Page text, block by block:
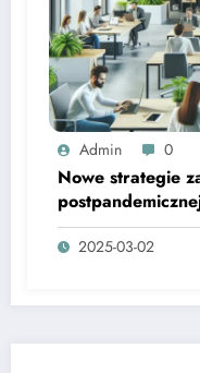
Admin 0
Nowe strategie
2025-03-02